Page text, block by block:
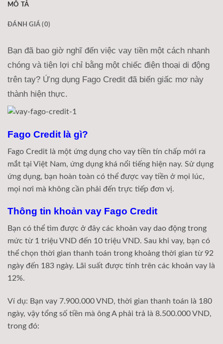
MÔ TẢ
ĐÁNH GIÁ (0)
Bạn đã bao giờ nghĩ đến việc vay tiền một cách nhanh
chóng và tiện lợi chỉ bằng một chiếc điện thoại di động
trên tay? Ứng dụng Fago Credit đã biến giấc mơ này
thành hiện thực.
Fago Credit là gì?
Fago Credit là một ứng dụng cho vay tiền tín chấp mới ra
mắt tại Việt Nam, ứng dụng khá nổi tiếng hiện nay. Sử dụng
ứng dụng, bạn hoàn toàn có thể được vay tiền ở mọi lúc,
mọi nơi mà không cần phải đến trực tiếp đơn vị.
Thông tin khoản vay Fago Credit
Bạn có thể tìm được ở đây các khoản vay dao động trong
mức từ 1 triệu VND đến 10 triệu VND. Sau khi vay, bạn có
thể chọn thời gian thanh toán trong khoảng thời gian từ 92
ngày đến 183 ngày. Lãi suất được tính trên các khoản vay là
12%.
Ví dụ: Bạn vay 7.900.000 VND, thời gian thanh toán là 180
ngày, vậy tổng số tiền mà ông A phải trả là 8.500.000 VND,
trong đó: